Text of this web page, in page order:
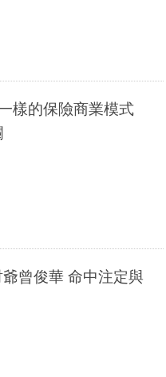
樣的保險商業模式
曾俊華 命中注定與